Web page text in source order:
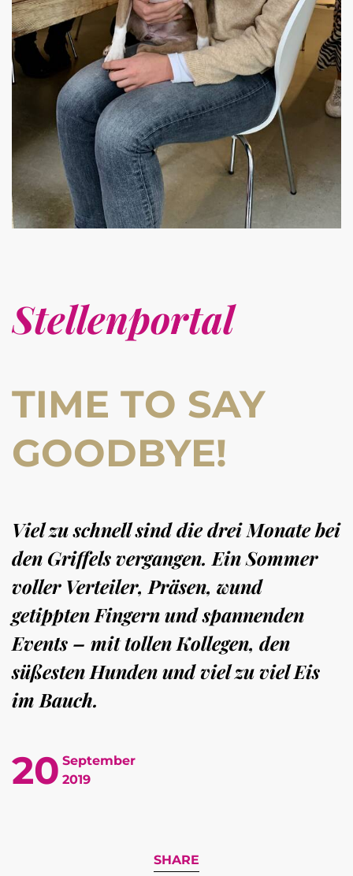
Stellenportal
TIME TO SAY
GOODBYE!
Viel zu schnell sind die drei Monate bei
den Griffels vergangen. Ein Sommer
voller Verteiler, Präsen, wund
getippten Fingern und spannenden
Events – mit tollen Kollegen, den
süßesten Hunden und viel zu viel Eis
im Bauch.
20 September
2019
SHARE